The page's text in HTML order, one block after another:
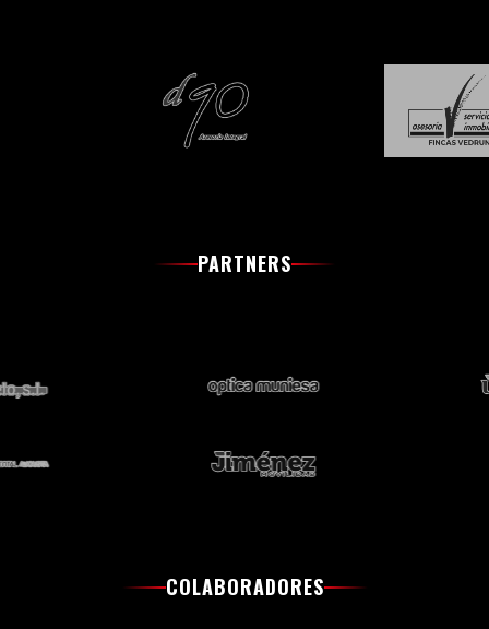
PARTNERS
COLABORADORES